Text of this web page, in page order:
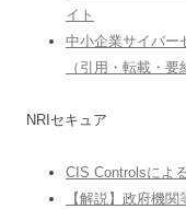
イト
中小企業サイバー
（引用・転載・要
NRIセキュア
CIS Controlsによ
【解説】政府機